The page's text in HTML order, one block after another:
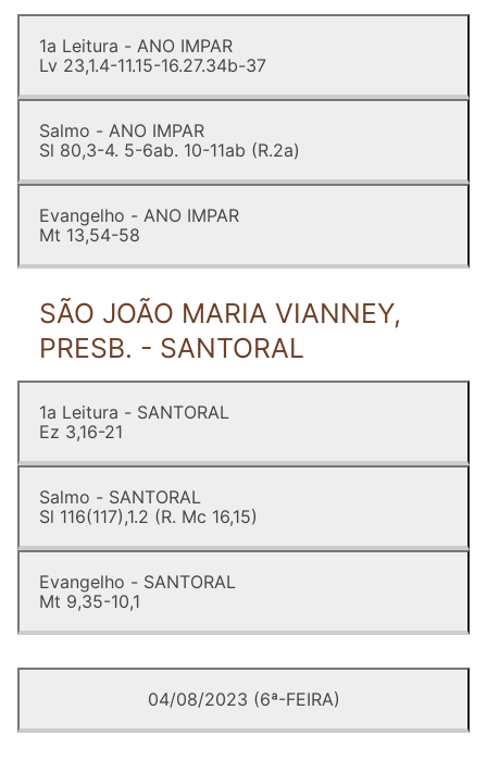
1a Leitura - ANO IMPAR
Lv 23,1.4-11.15-16.27.34b-37
Salmo - ANO IMPAR
Sl 80,3-4. 5-6ab. 10-11ab (R.2a)
Evangelho - ANO IMPAR
Mt 13,54-58
SÃO JOÃO MARIA VIANNEY,
PRESB. - SANTORAL
1a Leitura - SANTORAL
Ez 3,16-21
Salmo - SANTORAL
Sl 116(117),1.2 (R. Mc 16,15)
Evangelho - SANTORAL
Mt 9,35-10,1
04/08/2023 (6ª-FEIRA)